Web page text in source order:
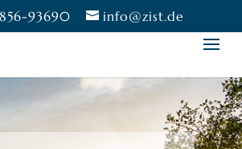
93690 info@zist.de